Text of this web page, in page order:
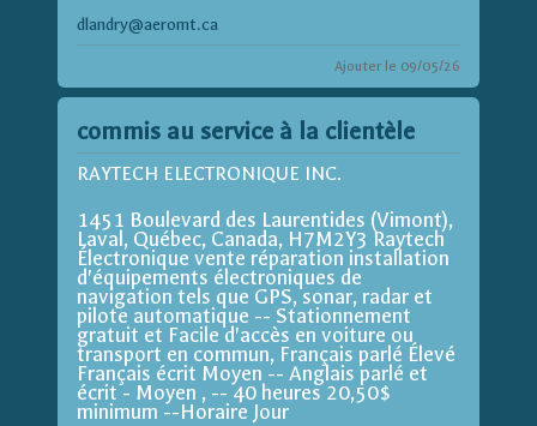
dlandry@aeromt.ca
Ajouter le 09/05/26
commis au service à la clientèle
RAYTECH ELECTRONIQUE INC.
1451 Boulevard des Laurentides (Vimont),
Laval, Québec, Canada, H7M2Y3 Raytech
Électronique vente réparation installation
d'équipements électroniques de
navigation tels que GPS, sonar, radar et
pilote automatique -- Stationnement
gratuit et Facile d'accès en voiture ou
transport en commun, Français parlé Élevé
Français écrit Moyen -- Anglais parlé et
écrit - Moyen , -- 40 heures 20,50$
minimum --Horaire Jour